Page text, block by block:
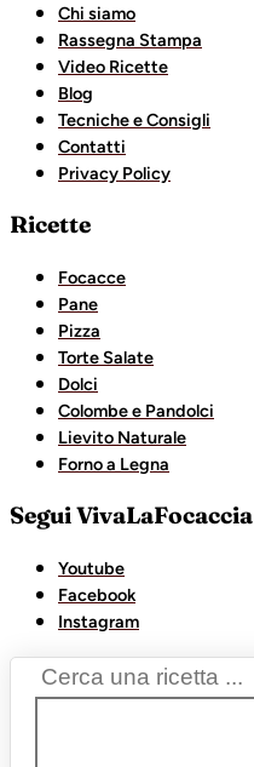
Chi siamo
Rassegna Stampa
Video Ricette
Blog
Tecniche e Consigli
Contatti
Privacy Policy
Ricette
Focacce
Pane
Pizza
Torte Salate
Dolci
Colombe e Pandolci
Lievito Naturale
Forno a Legna
Segui VivaLaFocaccia
Youtube
Facebook
Instagram
Search
...